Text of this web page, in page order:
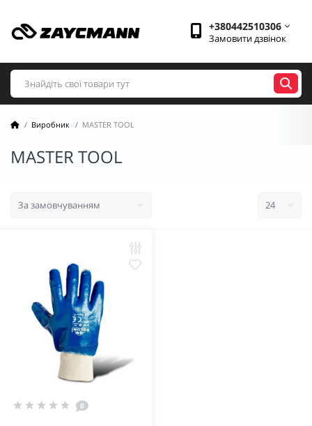
+380442510306
Замовити дзвінок
Виробник MASTER TOOL
MASTER TOOL
0